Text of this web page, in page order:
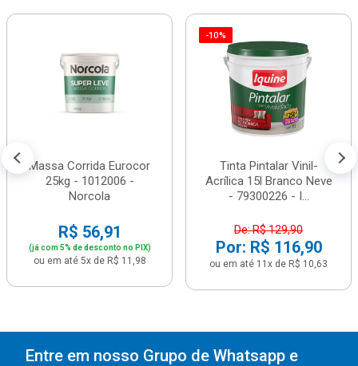
Massa Corrida Eurocor
25kg - 1012006 -
Norcola
R$ 56,91
(já com 5% de desconto no PIX)
ou em até 5x de R$ 11,98
-10%
Tinta Pintalar Vinil-
Acrílica 15l Branco Neve
- 79300226 - I...
De: R$ 129,90
Por: R$ 116,90
ou em até 11x de R$ 10,63
Entre em nosso Grupo de Whatsapp e